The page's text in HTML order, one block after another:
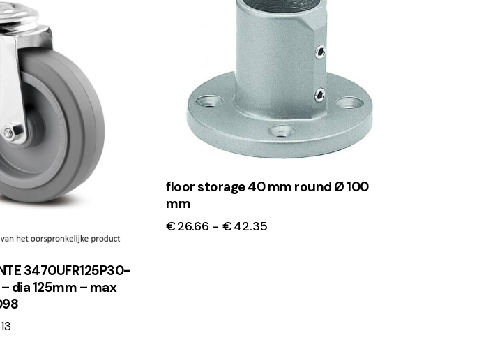
3470UFR125P30-
dia 125mm – max
floor storage 40 mm round Ø 100
mm
€26.66 - €42.35